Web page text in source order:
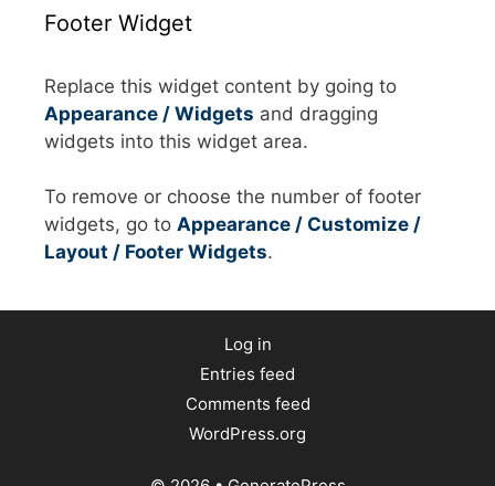
Footer Widget
Replace this widget content by going to
Appearance / Widgets and dragging
widgets into this widget area.
To remove or choose the number of footer
widgets, go to Appearance / Customize /
Layout / Footer Widgets.
Log in
Entries feed
Comments feed
WordPress.org